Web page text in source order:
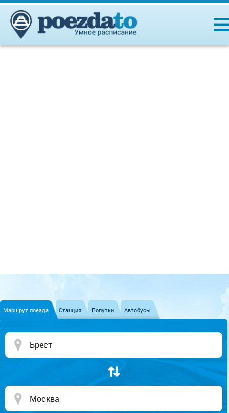
Маршрут поезда Станция Попутки Автобусы